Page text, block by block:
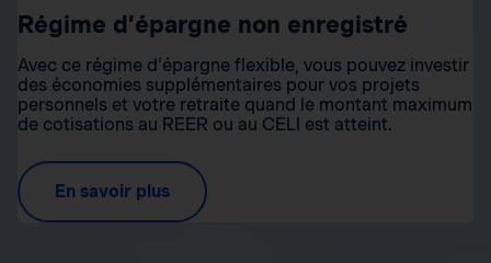
Régime d’épargne non enregistré
Avec ce régime d’épargne flexible, vous pouvez investir
des économies supplémentaires pour vos projets
personnels et votre retraite quand le montant maximum
de cotisations au REER ou au CELI est atteint.
En savoir plus